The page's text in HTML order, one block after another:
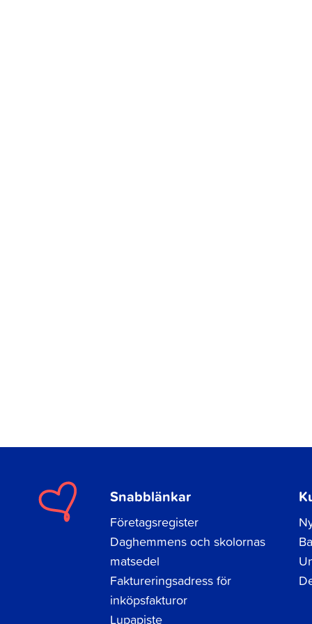
Snabblänkar
Företagsregister
Daghemmens och skolornas
matsedel
Faktureringsadress för
inköpsfakturor
Lupapiste